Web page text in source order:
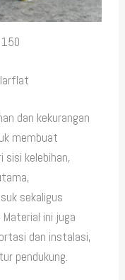
dan kekurangan
membuat
kelebihan,
sekaligus
ini juga
dan instalasi,
pendukung.